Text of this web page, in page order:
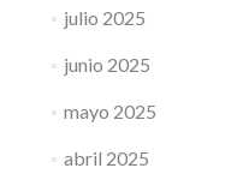
julio 2025
junio 2025
mayo 2025
abril 2025